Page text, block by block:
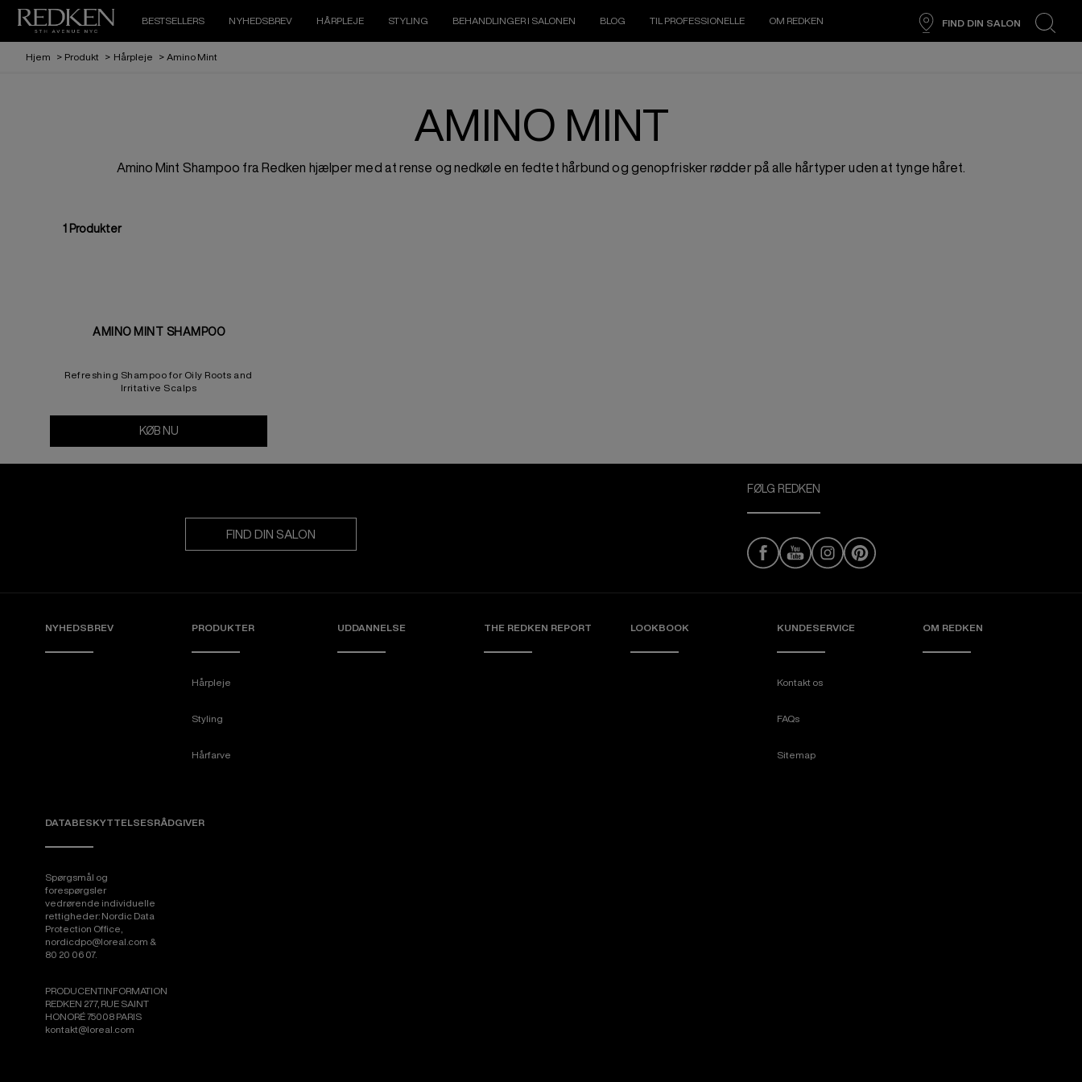
BESTSELLERS NYHEDSBREV HÅRPLEJE STYLING BEHANDLINGER I SALONEN BLOG TIL PROFESSIONELLE OM REDKEN
FIND DIN SALON
search
Hjem > Produkt > Hårpleje > Amino Mint
AMINO MINT
Amino Mint Shampoo fra Redken hjælper med at rense og nedkøle en fedtet hårbund og genopfrisker rødder på alle hårtyper uden at tynge håret.
1 Produkter
AMINO MINT SHAMPOO
Refreshing Shampoo for Oily Roots and
Irritative Scalps
KØB NU
FIND DIN SALON
FØLG REDKEN
NYHEDSBREV PRODUKTER
Hårpleje
Styling
Hårfarve
UDDANNELSE THE REDKEN REPORT LOOKBOOK KUNDESERVICE
Kontakt os
FAQs
Sitemap
OM REDKEN
DATABESKYTTELSESRÅDGIVER
Spørgsmål og
forespørgsler
vedrørende individuelle
rettigheder: Nordic Data
Protection Office,
nordicdpo@loreal.com &
80 20 06 07.
PRODUCENTINFORMATION
REDKEN 277, RUE SAINT
HONORÉ 75008 PARIS
kontakt@loreal.com